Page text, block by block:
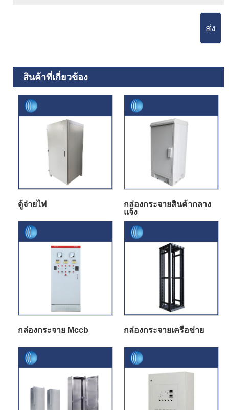
ส่ง
สินค้าที่เกี่ยวข้อง
ตู้จ่ายไฟ
กล่องกระจายสินค้ากลาง
แจ้ง
กล่องกระจาย Mccb กล่องกระจายเครือข่าย